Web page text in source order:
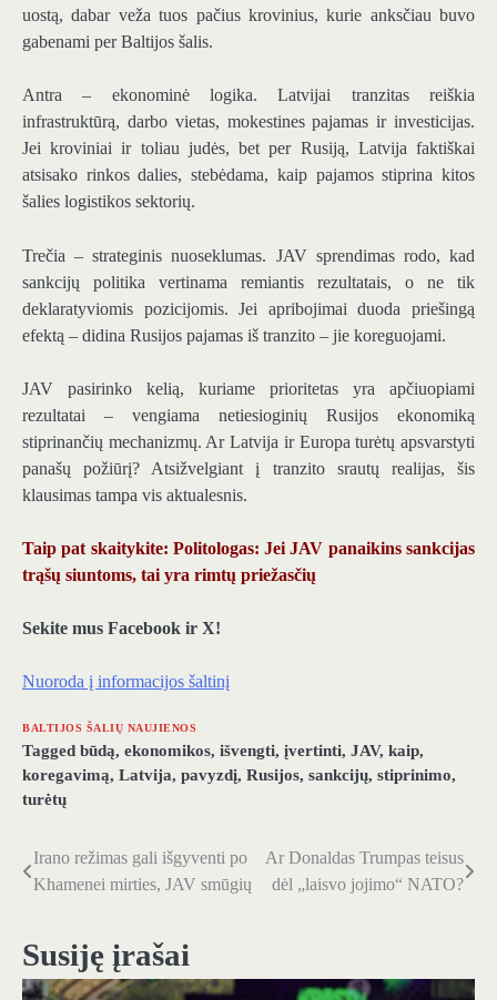
uostą, dabar veža tuos pačius krovinius, kurie anksčiau buvo
gabenami per Baltijos šalis.
Antra – ekonominė logika. Latvijai tranzitas reiškia
infrastruktūrą, darbo vietas, mokestines pajamas ir investicijas.
Jei kroviniai ir toliau judės, bet per Rusiją, Latvija faktiškai
atsisako rinkos dalies, stebėdama, kaip pajamos stiprina kitos
šalies logistikos sektorių.
Trečia – strateginis nuoseklumas. JAV sprendimas rodo, kad
sankcijų politika vertinama remiantis rezultatais, o ne tik
deklaratyviomis pozicijomis. Jei apribojimai duoda priešingą
efektą – didina Rusijos pajamas iš tranzito – jie koreguojami.
JAV pasirinko kelią, kuriame prioritetas yra apčiuopiami
rezultatai – vengiama netiesioginių Rusijos ekonomiką
stiprinančių mechanizmų. Ar Latvija ir Europa turėtų apsvarstyti
panašų požiūrį? Atsižvelgiant į tranzito srautų realijas, šis
klausimas tampa vis aktualesnis.
Taip pat skaitykite: Politologas: Jei JAV panaikins sankcijas
trąšų siuntoms, tai yra rimtų priežasčių
Sekite mus Facebook ir X!
Nuoroda į informacijos šaltinį
BALTIJOS ŠALIŲ NAUJIENOS
Tagged būdą, ekonomikos, išvengti, įvertinti, JAV, kaip,
koregavimą, Latvija, pavyzdį, Rusijos, sankcijų, stiprinimo,
turėtų
Navigacija
įrašų
Irano režimas gali išgyventi po
Khamenei mirties, JAV smūgių
Ar Donaldas Trumpas teisus
dėl „laisvo jojimo“ NATO?
Susiję įrašai